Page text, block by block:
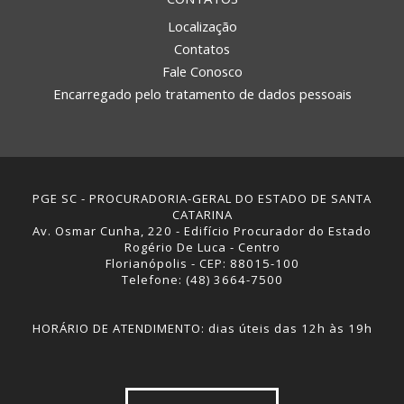
Localização
Contatos
Fale Conosco
Encarregado pelo tratamento de dados pessoais
PGE SC - PROCURADORIA-GERAL DO ESTADO DE SANTA
CATARINA
Av. Osmar Cunha, 220 - Edifício Procurador do Estado
Rogério De Luca - Centro
Florianópolis - CEP: 88015-100
Telefone: (48) 3664-7500
HORÁRIO DE ATENDIMENTO: dias úteis das 12h às 19h